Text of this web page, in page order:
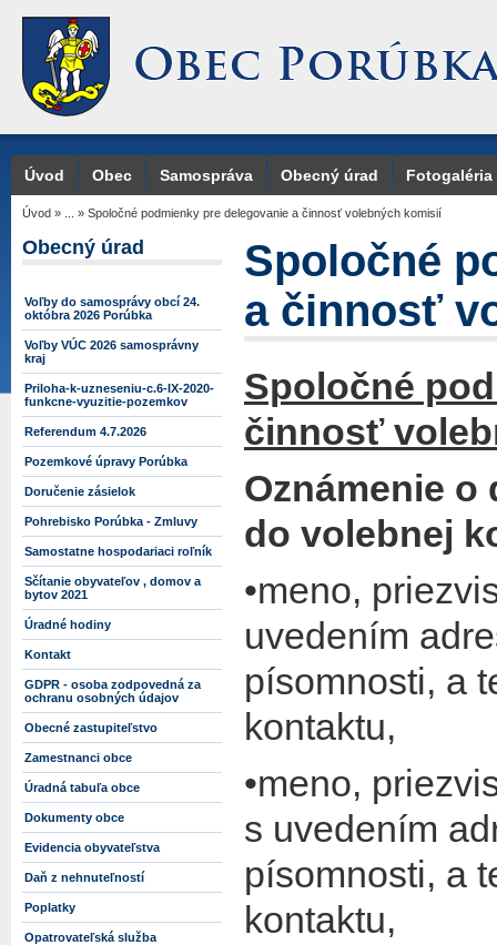
Úvod Obec Samospráva Obecný úrad Fotogaléria
Úvod » » Spoločné podmienky pre delegovanie a činnosť volebných komisií
Obecný úrad
Voľby do samosprávy obcí 24.
októbra 2026 Porúbka
Voľby VÚC 2026 samosprávny
kraj
Priloha-k-uzneseniu-c.6-IX-2020-
funkcne-vyuzitie-pozemkov
Referendum 4.7.2026
Pozemkové úpravy Porúbka
Doručenie zásielok
Pohrebisko Porúbka - Zmluvy
Samostatne hospodariaci roľník
Sčítanie obyvateľov , domov a
bytov 2021
Úradné hodiny
Kontakt
GDPR - osoba zodpovedná za
ochranu osobných údajov
Obecné zastupiteľstvo
Zamestnanci obce
Úradná tabuľa obce
Dokumenty obce
Evidencia obyvateľstva
Daň z nehnuteľností
Poplatky
Opatrovateľská služba
Spoločné
a činnosť
Spoločné
činnosť
Oznámenie o
do volebnej
•meno,
uvedením
písomnosti, a
kontaktu,
•meno,
s uvedením
písomnosti, a
kontaktu,